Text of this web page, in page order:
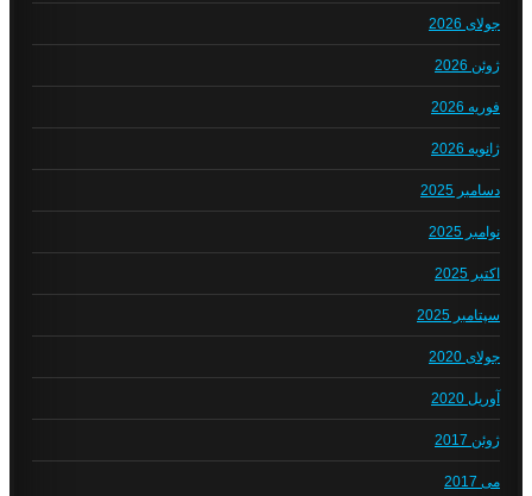
جولای 2026
ژوئن 2026
فوریه 2026
ژانویه 2026
دسامبر 2025
نوامبر 2025
اکتبر 2025
سپتامبر 2025
جولای 2020
آوریل 2020
ژوئن 2017
می 2017